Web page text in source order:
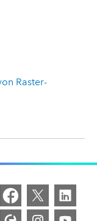
Raster-